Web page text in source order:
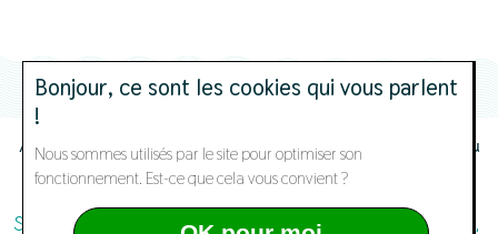
Actualités Contact Mentions légales Cookies
Plan du
site
Crédits
SAGE GMRE Porte Océane 19 rue du Danemark
Bonjour, ce sont les cookies qui vous parlent
!
Nous sommes utilisés par le site pour optimiser son
fonctionnement. Est-ce que cela vous convient ?